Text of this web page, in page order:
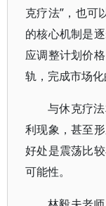
克疗法”，也可
的核心机制是
应调整计划价
轨，完成市场化
与休克疗
利现象，甚至
好处是震荡比
可能性。